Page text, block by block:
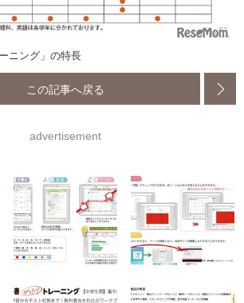
ニング」の特長
この記事へ戻る
advertisement